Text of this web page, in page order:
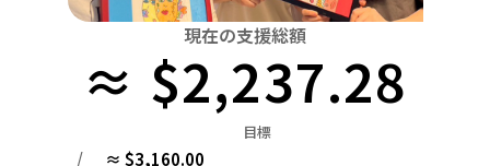
京都 大阪 兵庫
岡山 広島 山口
現在の支援総額
≈ $2,237.28
目標
/ ≈ $3,160.00